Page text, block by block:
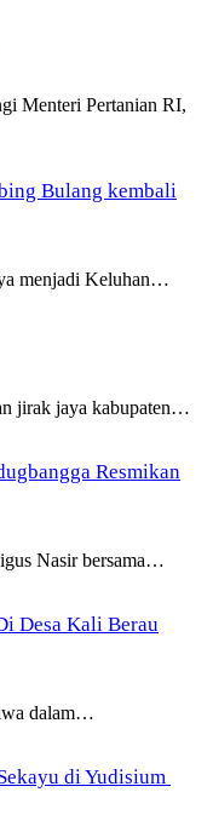
Menteri Pertanian RI,
Bulang kembali
menjadi Keluhan…
jirak jaya kabupaten…
Resmikan
Nasir bersama…
Desa Kali Berau
dalam…
di Yudisium